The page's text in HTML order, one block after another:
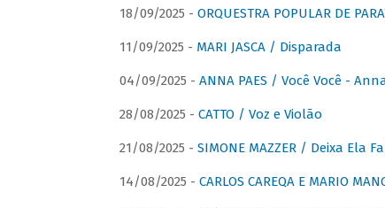
18/09/2025 - ORQUESTRA POPULAR DE
11/09/2025 - MARI JASCA / Disparada
04/09/2025 - ANNA PAES / Você Você -
28/08/2025 - CATTO / Voz e Violão
21/08/2025 - SIMONE MAZZER / Deixa Ela
14/08/2025 - CARLOS CAREQA E MARIO